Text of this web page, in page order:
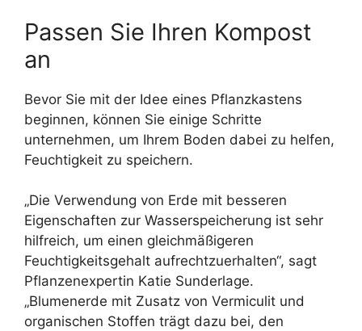
Passen Sie Ihren Kompost
an
Bevor Sie mit der Idee eines Pflanzkastens
beginnen, können Sie einige Schritte
unternehmen, um Ihrem Boden dabei zu helfen,
Feuchtigkeit zu speichern.
„Die Verwendung von Erde mit besseren
Eigenschaften zur Wasserspeicherung ist sehr
hilfreich, um einen gleichmäßigeren
Feuchtigkeitsgehalt aufrechtzuerhalten“, sagt
Pflanzenexpertin Katie Sunderlage.
„Blumenerde mit Zusatz von Vermiculit und
organischen Stoffen trägt dazu bei, den